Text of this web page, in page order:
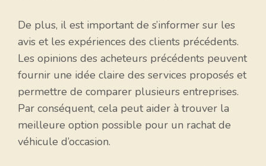
De plus, il est important de s’informer sur les
avis et les expériences des clients précédents.
Les opinions des acheteurs précédents peuvent
fournir une idée claire des services proposés et
permettre de comparer plusieurs entreprises.
Par conséquent, cela peut aider à trouver la
meilleure option possible pour un rachat de
véhicule d’occasion.